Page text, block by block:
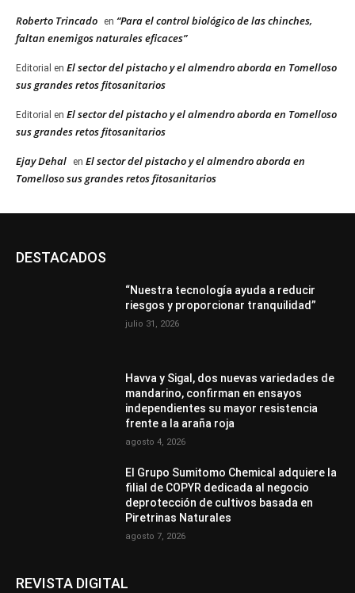
Roberto Trincado en “Para el control biológico de las chinches,
faltan enemigos naturales eficaces”
Editorial en El sector del pistacho y el almendro aborda en Tomelloso
sus grandes retos fitosanitarios
Editorial en El sector del pistacho y el almendro aborda en Tomelloso
sus grandes retos fitosanitarios
Ejay Dehal en El sector del pistacho y el almendro aborda en
Tomelloso sus grandes retos fitosanitarios
DESTACADOS
“Nuestra tecnología ayuda a reducir
riesgos y proporcionar tranquilidad”
julio 31, 2026
Havva y Sigal, dos nuevas variedades de
mandarino, confirman en ensayos
independientes su mayor resistencia
frente a la araña roja
agosto 4, 2026
El Grupo Sumitomo Chemical adquiere la
filial de COPYR dedicada al negocio
deprotección de cultivos basada en
Piretrinas Naturales
agosto 7, 2026
REVISTA DIGITAL